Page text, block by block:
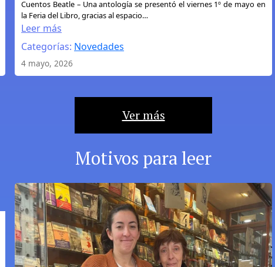
Cuentos Beatle – Una antología se presentó el viernes 1º de mayo en
la Feria del Libro, gracias al espacio…
Leer más
:
Los
Cuentos
Beatle
se
presentaron
Aires
Categorías: Novedades
4 mayo, 2026
Ver más
Motivos para leer